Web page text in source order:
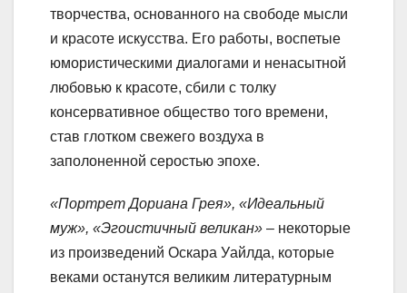
творчества, основанного на свободе мысли
и красоте искусства. Его работы, воспетые
юмористическими диалогами и ненасытной
любовью к красоте, сбили с толку
консервативное общество того времени,
став глотком свежего воздуха в
заполоненной серостью эпохе.
«Портрет Дориана Грея», «Идеальный
муж», «Эгоистичный великан» – некоторые
из произведений Оскара Уайлда, которые
веками останутся великим литературным